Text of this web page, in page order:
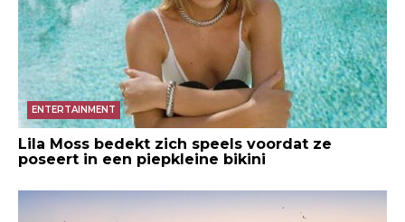
ENTERTAINMENT
Lila Moss bedekt zich speels voordat ze
poseert in een piepkleine bikini